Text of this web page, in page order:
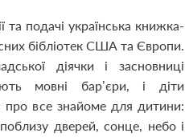
та подачі українська книжка-
бібліотек США та Європи.
діячки і засновниці
мовні бар’єри, і діти
про все знайоме для дитини:
дверей, сонце, небо і